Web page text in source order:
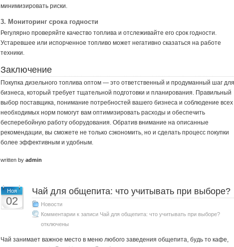
минимизировать риски.
3. Мониторинг срока годности
Регулярно проверяйте качество топлива и отслеживайте его срок годности.
Устаревшее или испорченное топливо может негативно сказаться на работе
техники.
Заключение
Покупка дизельного топлива оптом — это ответственный и продуманный шаг для
бизнеса, который требует тщательной подготовки и планирования. Правильный
выбор поставщика, понимание потребностей вашего бизнеса и соблюдение всех
необходимых норм помогут вам оптимизировать расходы и обеспечить
бесперебойную работу оборудования. Обратив внимание на описанные
рекомендации, вы сможете не только сэкономить, но и сделать процесс покупки
более эффективным и удобным.
written by admin
Ноя
02
Чай для общепита: что учитывать при выборе?
Новости
Комментариик записи Чай для общепита: что учитывать при выборе?
отключены
Чай занимает важное место в меню любого заведения общепита, будь то кафе,